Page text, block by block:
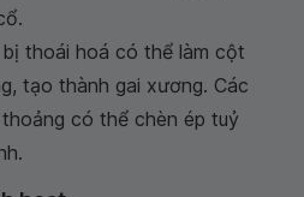
thoái hoá có thể làm cột
tạo thành gai xương. Các
có thể chèn ép tuỷ